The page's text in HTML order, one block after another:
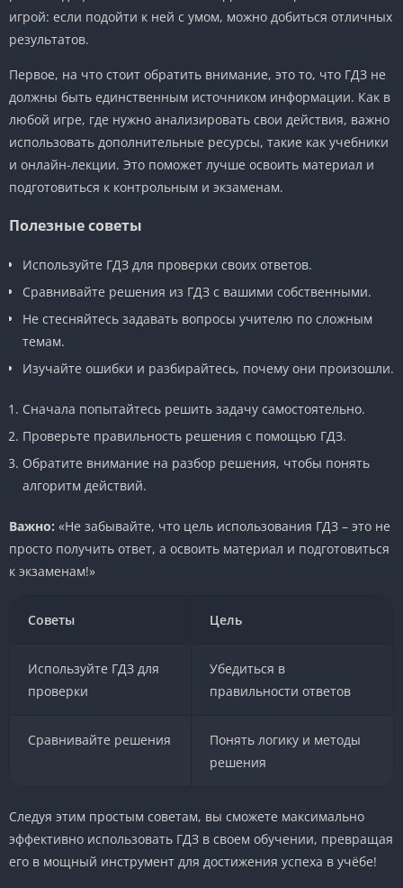
игрой: если подойти к ней с умом, можно добиться отличных
результатов.
Первое, на что стоит обратить внимание, это то, что ГДЗ не
должны быть единственным источником информации. Как в
любой игре, где нужно анализировать свои действия, важно
использовать дополнительные ресурсы, такие как учебники
и онлайн-лекции. Это поможет лучше освоить материал и
подготовиться к контрольным и экзаменам.
Полезные советы
Используйте ГДЗ для проверки своих ответов.
Сравнивайте решения из ГДЗ с вашими собственными.
Не стесняйтесь задавать вопросы учителю по сложным
темам.
Изучайте ошибки и разбирайтесь, почему они произошли.
Сначала попытайтесь решить задачу самостоятельно.
Проверьте правильность решения с помощью ГДЗ.
Обратите внимание на разбор решения, чтобы понять
алгоритм действий.
Важно: «Не забывайте, что цель использования ГДЗ – это не
просто получить ответ, а освоить материал и подготовиться
к экзаменам!»
Советы Цель
Используйте ГДЗ для
проверки
Убедиться в
правильности ответов
Сравнивайте решения
Понять логику и методы
решения
Следуя этим простым советам, вы сможете максимально
эффективно использовать ГДЗ в своем обучении, превращая
его в мощный инструмент для достижения успеха в учёбе!